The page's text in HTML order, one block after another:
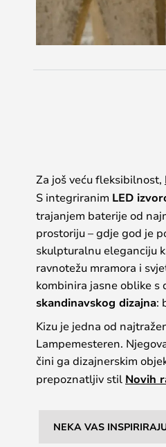
Za još veću fleksibilnost,
S integriranim LED
trajanjem baterije od
prostoriju – gdje god je
skulpturalnu eleganciju
ravnotežu mramora i
kombinira jasne oblike
skandinavskog dizajna:
Kizu je jedna od
Lampemesteren.
čini ga dizajnerskim
prepoznatljiv stil Novih
NEKA VAS